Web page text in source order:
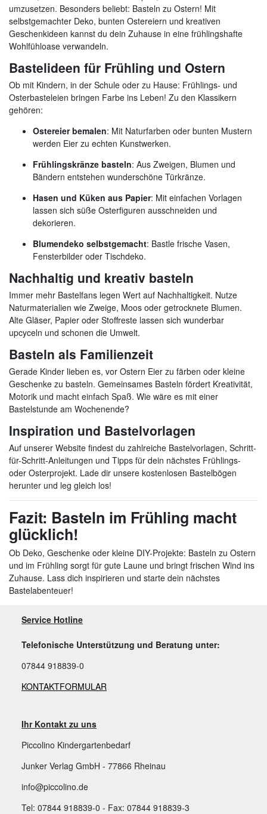
umzusetzen. Besonders beliebt: Basteln zu Ostern! Mit
selbstgemachter Deko, bunten Ostereiern und kreativen
Geschenkideen kannst du dein Zuhause in eine frühlingshafte
Wohlfühloase verwandeln.
Bastelideen für Frühling und Ostern
Ob mit Kindern, in der Schule oder zu Hause: Frühlings- und
Osterbasteleien bringen Farbe ins Leben! Zu den Klassikern
gehören:
Ostereier bemalen: Mit Naturfarben oder bunten Mustern
werden Eier zu echten Kunstwerken.
Frühlingskränze basteln: Aus Zweigen, Blumen und
Bändern entstehen wunderschöne Türkränze.
Hasen und Küken aus Papier: Mit einfachen Vorlagen
lassen sich süße Osterfiguren ausschneiden und
dekorieren.
Blumendeko selbstgemacht: Bastle frische Vasen,
Fensterbilder oder Tischdeko.
Nachhaltig und kreativ basteln
Immer mehr Bastelfans legen Wert auf Nachhaltigkeit. Nutze
Naturmaterialien wie Zweige, Moos oder getrocknete Blumen.
Alte Gläser, Papier oder Stoffreste lassen sich wunderbar
upcyceln und schonen die Umwelt.
Basteln als Familienzeit
Gerade Kinder lieben es, vor Ostern Eier zu färben oder kleine
Geschenke zu basteln. Gemeinsames Basteln fördert Kreativität,
Motorik und macht einfach Spaß. Wie wäre es mit einer
Bastelstunde am Wochenende?
Inspiration und Bastelvorlagen
Auf unserer Website findest du zahlreiche Bastelvorlagen, Schritt-
für-Schritt-Anleitungen und Tipps für dein nächstes Frühlings-
oder Osterprojekt. Lade dir unsere kostenlosen Bastelbögen
herunter und leg gleich los!
Fazit: Basteln im Frühling macht
glücklich!
Ob Deko, Geschenke oder kleine DIY-Projekte: Basteln zu Ostern
und im Frühling sorgt für gute Laune und bringt frischen Wind ins
Zuhause. Lass dich inspirieren und starte dein nächstes
Bastelabenteuer!
Service Hotline
Telefonische Unterstützung und Beratung unter:
07844 918839-0
KONTAKTFORMULAR
Ihr Kontakt zu uns
Piccolino Kindergartenbedarf
Junker Verlag GmbH - 77866 Rheinau
info@piccolino.de
Tel: 07844 918839-0 - Fax: 07844 918839-3